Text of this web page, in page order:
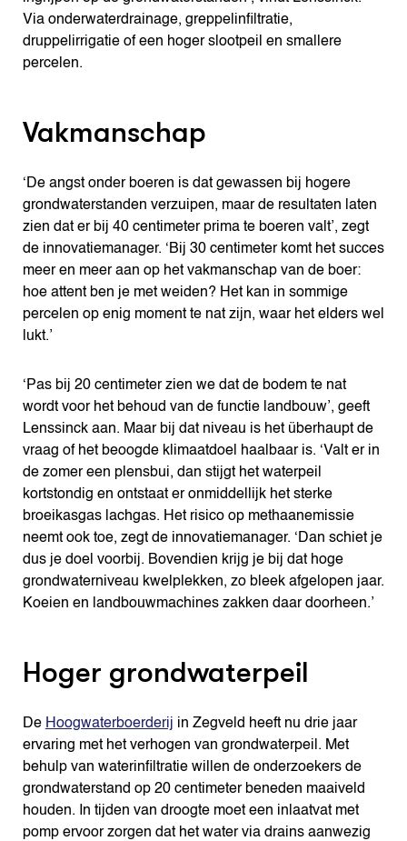
Via onderwaterdrainage, greppelinfiltratie,
druppelirrigatie of een hoger slootpeil en smallere
percelen.
Vakmanschap
‘De angst onder boeren is dat gewassen bij hogere
grondwaterstanden verzuipen, maar de resultaten laten
zien dat er bij 40 centimeter prima te boeren valt’, zegt
de innovatiemanager. ‘Bij 30 centimeter komt het succes
meer en meer aan op het vakmanschap van de boer:
hoe attent ben je met weiden? Het kan in sommige
percelen op enig moment te nat zijn, waar het elders wel
lukt.’
‘Pas bij 20 centimeter zien we dat de bodem te nat
wordt voor het behoud van de functie landbouw’, geeft
Lenssinck aan. Maar bij dat niveau is het überhaupt de
vraag of het beoogde klimaatdoel haalbaar is. ‘Valt er in
de zomer een plensbui, dan stijgt het waterpeil
kortstondig en ontstaat er onmiddellijk het sterke
broeikasgas lachgas. Het risico op methaanemissie
neemt ook toe, zegt de innovatiemanager. ‘Dan schiet je
dus je doel voorbij. Bovendien krijg je bij dat hoge
grondwaterniveau kwelplekken, zo bleek afgelopen jaar.
Koeien en landbouwmachines zakken daar doorheen.’
Hoger grondwaterpeil
De Hoogwaterboerderij in Zegveld heeft nu drie jaar
ervaring met het verhogen van grondwaterpeil. Met
behulp van waterinfiltratie willen de onderzoekers de
grondwaterstand op 20 centimeter beneden maaiveld
houden. In tijden van droogte moet een inlaatvat met
pomp ervoor zorgen dat het water via drains aanwezig